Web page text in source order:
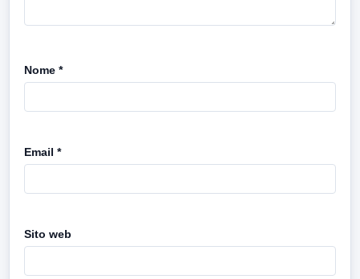
Nome *
Email *
Sito web